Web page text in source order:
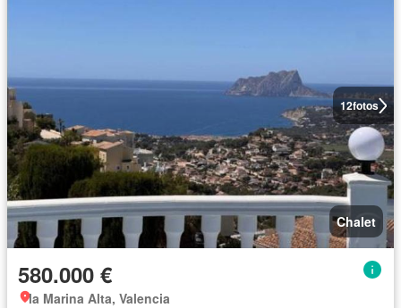
12fotos
Chalet
580.000 €
la Marina Alta, Valencia